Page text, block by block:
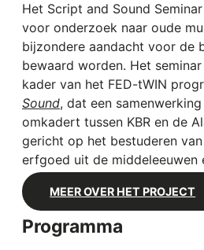
Het Script and Sound
voor onderzoek naar oude
bijzondere aandacht voor de
bewaard worden. Het
kader van het FED-tWIN
Sound, dat een
omkadert tussen KBR en de
gericht op het bestuderen
erfgoed uit de middeleeuwen
MEER OVER HET PROJECT
Programma